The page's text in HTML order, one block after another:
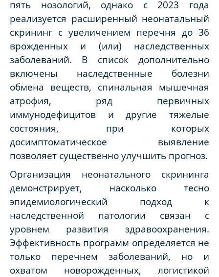
пять нозологий, однако с 2023 года
реализуется расширенный неонатальный
скрининг с увеличением перечня до 36
врожденных и (или) наследственных
заболеваний. В список дополнительно
включены наследственные болезни
обмена веществ, спинальная мышечная
атрофия, ряд первичных
иммунодефицитов и другие тяжелые
состояния, при которых
досимптоматическое выявление
позволяет существенно улучшить прогноз.
Организация неонатального скрининга
демонстрирует, насколько тесно
эпидемиологический подход к
наследственной патологии связан с
уровнем развития здравоохранения.
Эффективность программ определяется не
только перечнем заболеваний, но и
охватом новорожденных, логистикой